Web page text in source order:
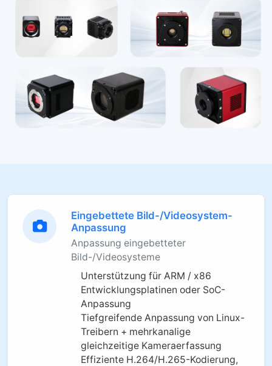
Eingebettete Bild-/Videosystem-
Anpassung
Anpassung eingebetteter
Bild-/Videosysteme
Unterstützung für ARM / x86
Entwicklungsplatinen oder SoC-
Anpassung
Tiefgreifende Anpassung von Linux-
Treibern + mehrkanalige
gleichzeitige Kameraerfassung
Effiziente H.264/H.265-Kodierung,